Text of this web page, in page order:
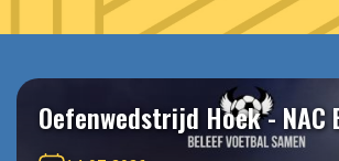
Oefenwedstrijd Hoek - NAC